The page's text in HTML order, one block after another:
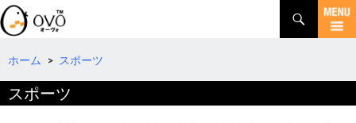
検
索
コ
テ
へ
ホーム > スポーツ
スポーツ